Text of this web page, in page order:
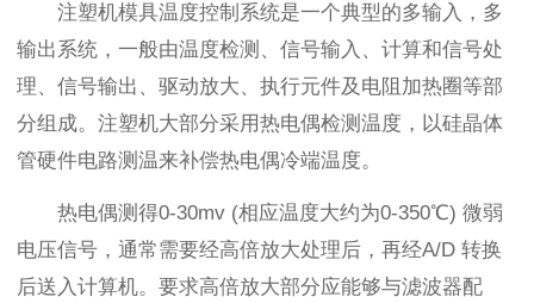
注塑机模具温度控制系统是一个典型的多输入，多
输出系统，一般由温度检测、信号输入、计算和信号处
理、信号输出、驱动放大、执行元件及电阻加热圈等部
分组成。注塑机大部分采用热电偶检测温度，以硅晶体
管硬件电路测温来补偿热电偶冷端温度。
热电偶测得0-30mv (相应温度大约为0-350℃) 微弱
电压信号，通常需要经高倍放大处理后，再经A/D 转换
后送入计算机。要求高倍放大部分应能够与滤波器配